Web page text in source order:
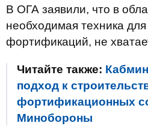
В ОГА заявили, что в
необходимая техника для
фортификаций, не
Читайте также:
подход к
фортификационных
Минобороны